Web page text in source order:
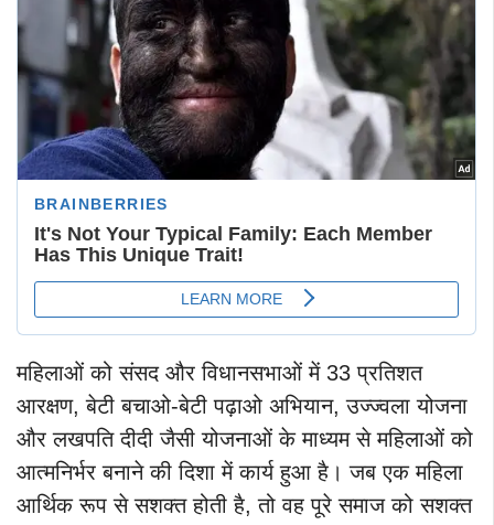
महिलाओं को संसद और विधानसभाओं में 33 प्रतिशत
आरक्षण, बेटी बचाओ-बेटी पढ़ाओ अभियान, उज्ज्वला योजना
और लखपति दीदी जैसी योजनाओं के माध्यम से महिलाओं को
आत्मनिर्भर बनाने की दिशा में कार्य हुआ है। जब एक महिला
आर्थिक रूप से सशक्त होती है, तो वह पूरे समाज को सशक्त